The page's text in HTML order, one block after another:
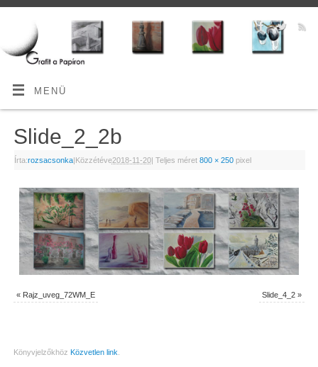
MENÜ
Slide_2_2b
Írta:rozsacsonka|Közzétéve2018-11-20| Teljes méret 800 × 250pixel
« Rajz_uveg_72WM_E Slide_4_2 »
Könyvjelzőkhöz Közvetlen link